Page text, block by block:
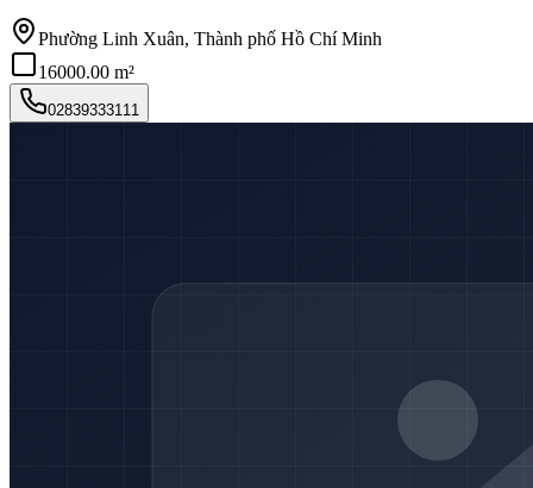
Phường Linh Xuân, Thành phố Hồ Chí Minh
16000.00 m²
02839333111